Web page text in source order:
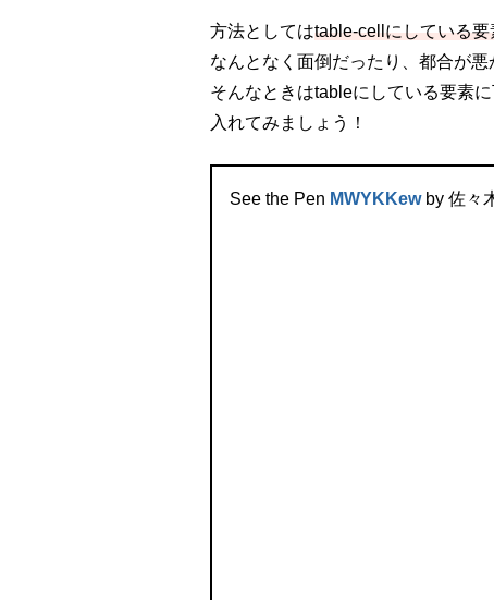
方法としてはtable-cellにしている
なんとなく面倒だったり、都合が悪
そんなときはtableにしている要素
入れてみましょう！
See the Pen MWYKKewby 佐々